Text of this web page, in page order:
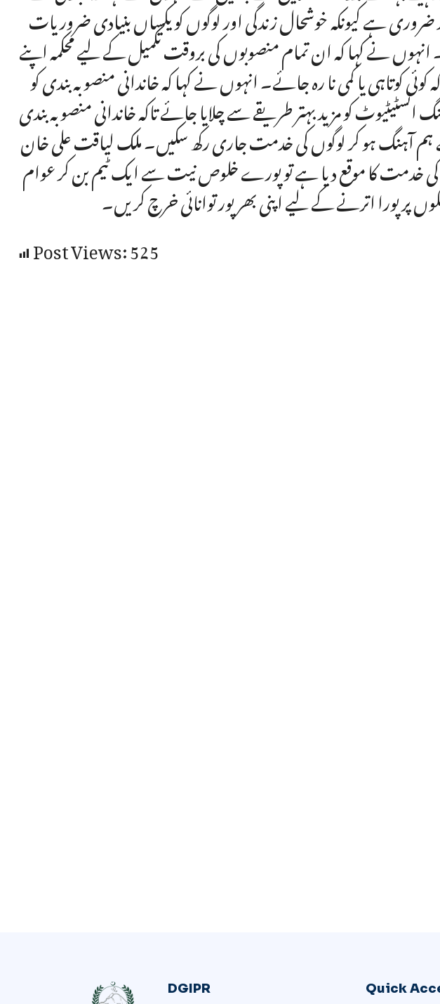
ہے کیونکہ خوشحال زندگی اور لوگوں کو یکساں بنیادی ضروریات
نے کہا کہ ان تمام منصوبوں کی بروقت تکمیل کے لیے محکمہ اپنے
کوتاہی یا کمی نا رہ جائے۔ انہوں نے کہا کہ خاندانی منصوبہ بندی کو
کو مزید بہتر طریقے سے چلایا جائے تاکہ خاندانی منصوبہ بندی
آہنگ ہو کر لوگوں کی خدمت جاری رکھ سکیں۔ ملک لیاقت علی خان
کی خدمت کا موقع دیا ہے تو پورے خلوص نیت سے ایک ٹیم بن کر عوام
پورا اترنے کے لیے اپنی بھرپور توانائی خرچ کریں۔
Post Views:525
DGIPR Quick